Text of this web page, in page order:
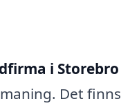
i Storebro
Det finns